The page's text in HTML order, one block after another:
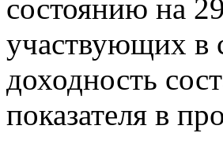
состоянию на
участвующих в
доходность
показателя в